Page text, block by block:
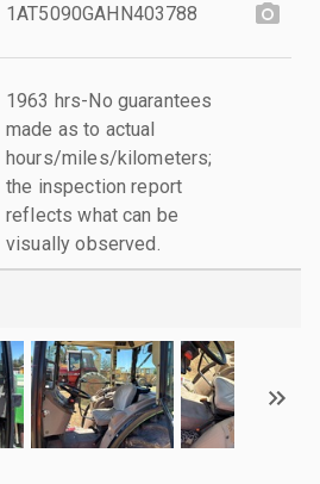
1AT5090GAHN403788
1963 hrs-No guarantees
made as to actual
hours/miles/kilometers;
the inspection report
reflects what can be
visually observed.